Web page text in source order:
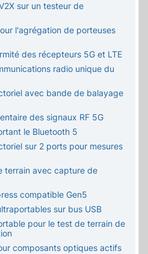
sur un testeur de
l'agrégation de porteuses
des récepteurs 5G et LTE
radio unique du
avec bande de balayage
des signaux RF 5G
le Bluetooth 5
sur 2 ports pour mesures
terrain avec capture de
compatible Gen5
sur bus USB
pour le test de terrain de
composants optiques actifs